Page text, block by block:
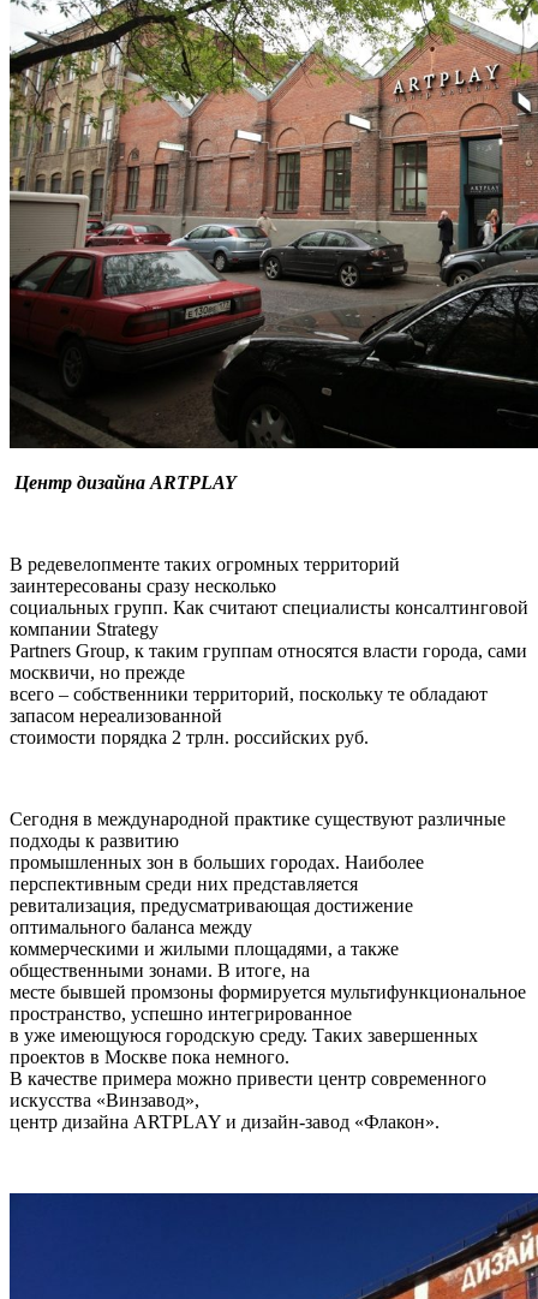
Центр дизайна ARTPLAY
В редевелопменте таких огромных территорий
заинтересованы сразу несколько
социальных групп. Как считают специалисты консалтинговой
компании Strategy
Partners Group, к таким группам относятся власти города, сами
москвичи, но прежде
всего – собственники территорий, поскольку те обладают
запасом нереализованной
стоимости порядка 2 трлн. российских руб.
Сегодня в международной практике существуют различные
подходы к развитию
промышленных зон в больших городах. Наиболее
перспективным среди них представляется
ревитализация, предусматривающая достижение
оптимального баланса между
коммерческими и жилыми площадями, а также
общественными зонами. В итоге, на
месте бывшей промзоны формируется мультифункциональное
пространство, успешно интегрированное
в уже имеющуюся городскую среду. Таких завершенных
проектов в Москве пока немного.
В качестве примера можно привести центр современного
искусства «Винзавод»,
центр дизайна ARTPLAY и дизайн-завод «Флакон».